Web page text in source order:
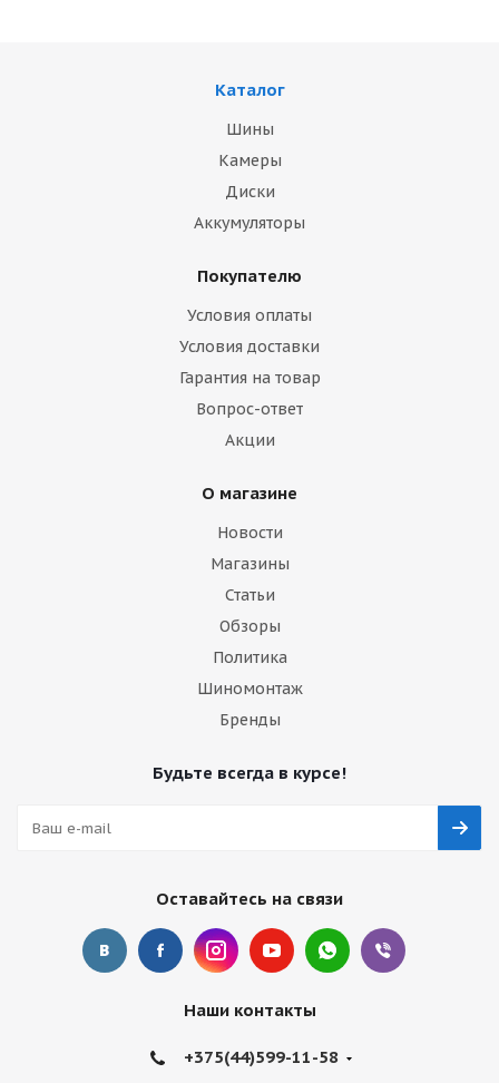
Каталог
Шины
Камеры
Диски
Аккумуляторы
Покупателю
Условия оплаты
Условия доставки
Гарантия на товар
Вопрос-ответ
Акции
О магазине
Новости
Магазины
Статьи
Обзоры
Политика
Шиномонтаж
Бренды
Будьте всегда в курсе!
Оставайтесь на связи
Наши контакты
+375(44)599-11-58